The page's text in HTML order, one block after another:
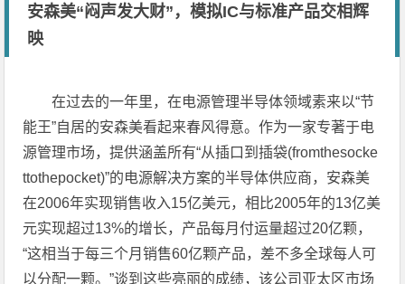
安森美“闷声发大财”，模拟IC与标准产品交相辉
映
在过去的一年里，在电源管理半导体领域素来以“节
能王”自居的安森美看起来春风得意。作为一家专著于电
源管理市场，提供涵盖所有“从插口到插袋(fromthesocke
ttothepocket)”的电源解决方案的半导体供应商，安森美
在2006年实现销售收入15亿美元，相比2005年的13亿美
元实现超过13%的增长，产品每月付运量超过20亿颗，
“这相当于每三个月销售60亿颗产品，差不多全球每人可
以分配一颗。”谈到这些亮丽的成绩，该公司亚太区市场